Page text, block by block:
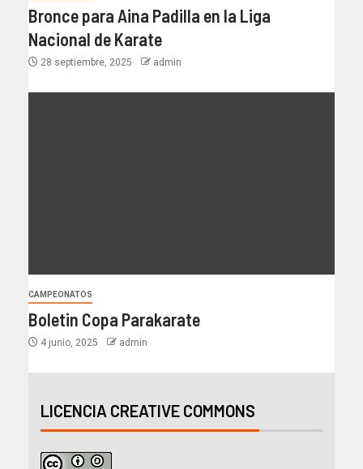
Bronce para Aina Padilla en la Liga
Nacional de Karate
28 septiembre, 2025 admin
CAMPEONATOS
Boletin Copa Parakarate
4 junio, 2025 admin
LICENCIA CREATIVE COMMONS